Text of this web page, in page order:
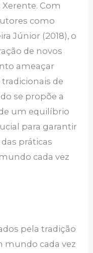
Com
como
Júnior (2018), o
de novos
ameaçar
de
se propõe a
um equilíbrio
para garantir
práticas
cada vez
pela tradição
mundo cada vez